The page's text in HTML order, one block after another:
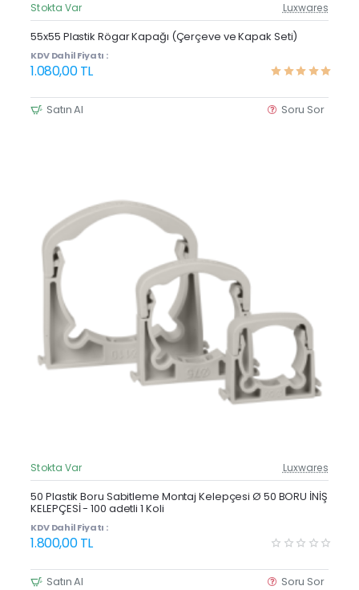
Güncel Fiyat
Çok Satan
Stokta Var Luxwares
55x55 Plastik Rögar Kapağı (Çerçeve ve Kapak Seti)
KDV Dahil Fiyatı :
1.080,00 TL
Satın Al Soru Sor
Güncel Fiyat
Yeni Ürün
Stokta Var Luxwares
50 Plastik Boru Sabitleme Montaj Kelepçesi Ø 50 BORU İNİŞ
KELEPÇESİ - 100 adetli 1 Koli
KDV Dahil Fiyatı :
1.800,00 TL
Satın Al Soru Sor